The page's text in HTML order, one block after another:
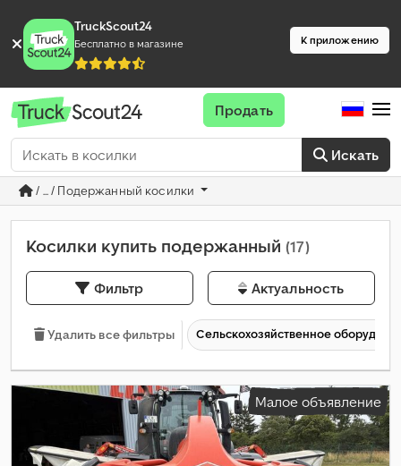
TruckScout24
Бесплатно в магазине К приложению
Искать
Продать
/ ... / Подержанный косилки
Косилки купить подержанный (17)
Фильтр Актуальность
Удалить все фильтры Сельскохозяйственное
Малое объявление